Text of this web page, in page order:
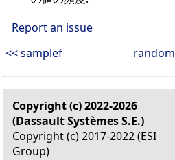
Report an issue
<< samplef
random
Copyright (c) 2022-2026
(Dassault Systèmes S.E.)
Copyright (c) 2017-2022 (ESI
Group)